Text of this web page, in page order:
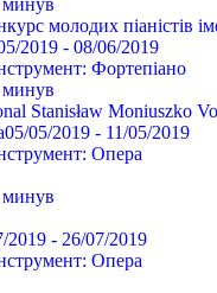
молодих піаністів
2019 - 08/06/2019
Фортепіано
Stanisław Moniuszko
05/05/2019 - 11/05/2019
Опера
2019 - 26/07/2019
Опера